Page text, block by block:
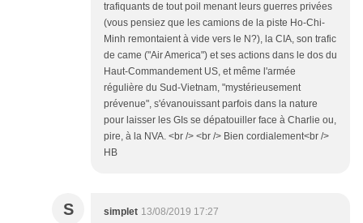
trafiquants de tout poil menant leurs guerres privées
(vous pensiez que les camions de la piste Ho-Chi-
Minh remontaient à vide vers le N?), la CIA, son trafic
de came ("Air America") et ses actions dans le dos du
Haut-Commandement US, et même l'armée
régulière du Sud-Vietnam, "mystérieusement
prévenue", s'évanouissant parfois dans la nature
pour laisser les GIs se dépatouiller face à Charlie ou,
pire, à la NVA. <br /> <br /> Bien cordialement<br />
HB
S simplet 13/08/2019 17:27